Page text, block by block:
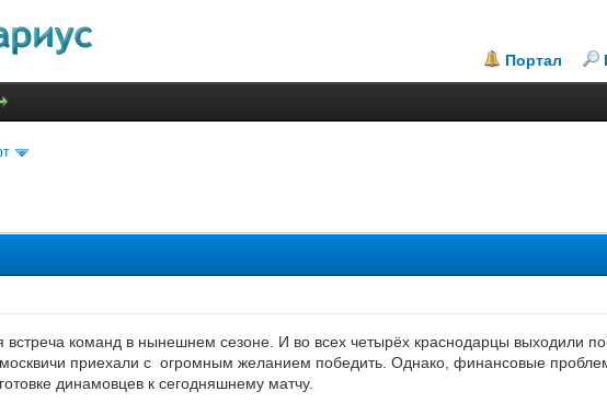
Портал
встреча команд в нынешнем сезоне. И во всех четырёх краснодарцы выходили
приехали с огромным желанием победить. Однако, финансовые
динамовцев к сегодняшнему матчу.